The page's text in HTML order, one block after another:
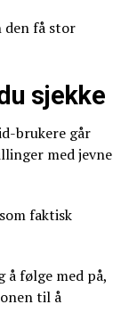
den få stor
sjekke
brukere går
med jevne
faktisk
følge med på,
til å